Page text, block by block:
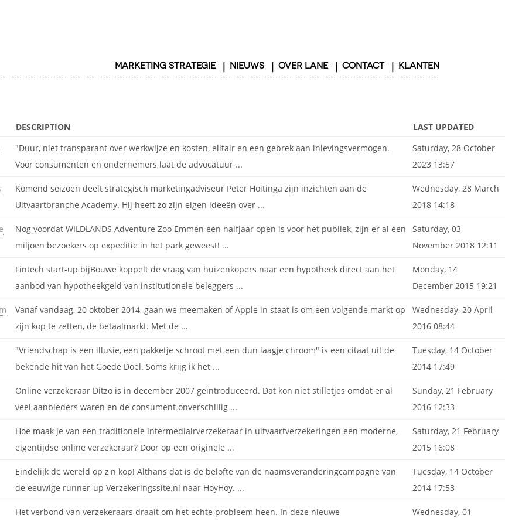
MARKETING STRATEGIE NIEUWS OVER LANE CONTACT KLANTEN
DESCRIPTION LAST UPDATED
"Duur, niet transparant over werkwijze en kosten, elitair en een gebrek aan inlevingsvermogen.
Voor consumenten en ondernemers laat de advocatuur ...
Saturday, 28 October
2023 13:57
Komend seizoen deelt strategisch marketingadviseur Peter Hoitinga zijn inzichten aan de
Uitvaartbranche Academy. Hij heeft zo zijn eigen ideeën over ...
Wednesday, 28 March
2018 14:18
Nog voordat WILDLANDS Adventure Zoo Emmen een halfjaar open is voor het publiek, zijn er al een
miljoen bezoekers op expeditie in het park geweest! ...
Saturday, 03
November 2018 12:11
Fintech start-up bijBouwe koppelt de vraag van huizenkopers naar een hypotheek direct aan het
aanbod van hypotheekgeld van institutionele beleggers ...
Monday, 14
December 2015 19:21
Vanaf vandaag, 20 oktober 2014, gaan we meemaken of Apple in staat is om een volgende markt op
zijn kop te zetten, de betaalmarkt. Met de ...
Wednesday, 20 April
2016 08:44
"Vriendschap is een illusie, een pakketje schroot met een dun laagje chroom" is een citaat uit de
bekende hit van het Goede Doel. Soms krijg ik het ...
Tuesday, 14 October
2014 17:49
Online verzekeraar Ditzo is in december 2007 geïntroduceerd. Dat kon niet stilletjes omdat er al
veel aanbieders waren en de consument onverschillig ...
Sunday, 21 February
2016 12:33
Hoe maak je van een traditionele intermediairverzekeraar in uitvaartverzekeringen een moderne,
eigentijdse online verzekeraar? Door op een originele ...
Saturday, 21 February
2015 16:08
Eindelijk de wereld op z'n kop! Althans dat is de belofte van de naamsveranderingcampagne van
de eeuwige runner-up Verzekeringssite.nl naar HoyHoy. ...
Tuesday, 14 October
2014 17:53
Het verbond van verzekeraars draait om het echte probleem heen. In deze nieuwe
Wednesday, 01